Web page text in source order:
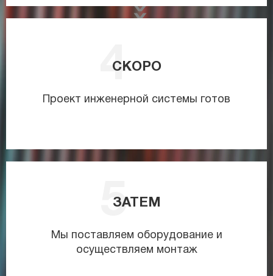
СКОРО
Проект инженерной системы готов
ЗАТЕМ
Мы поставляем оборудование и
осуществляем монтаж